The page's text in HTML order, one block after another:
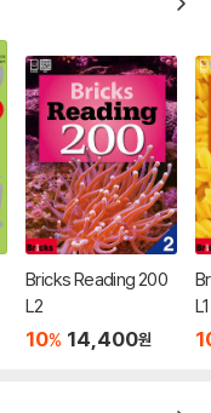
Bricks Reading 200
L2
10% 14,400원
L1